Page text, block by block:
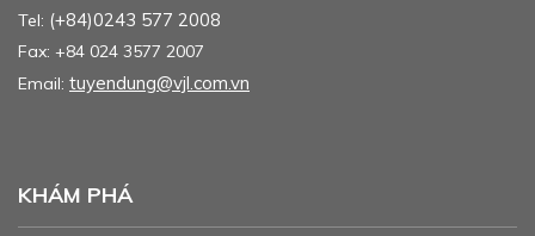
Tel: (+84)0243 577 2008
Fax: +84 024 3577 2007
Email: tuyendung@vjl.com.vn
KHÁM PHÁ